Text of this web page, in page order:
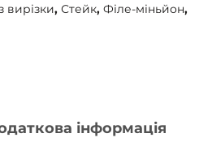
вирізки, Стейк, Філе-міньйон,
інформація